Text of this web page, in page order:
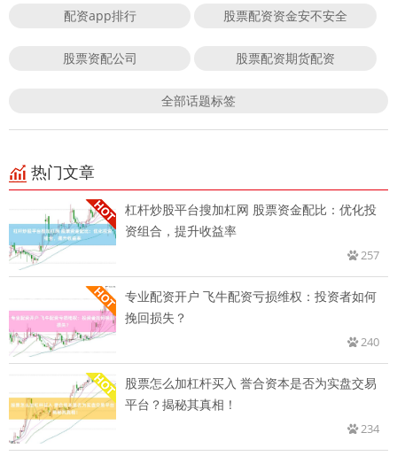
配资app排行 股票配资资金安不安全
股票资配公司 股票配资期货配资
全部话题标签
热门文章
杠杆炒股平台搜加杠网 股票资金配比：优化投
资组合，提升收益率
257
专业配资开户 飞牛配资亏损维权：投资者如何
挽回损失？
240
股票怎么加杠杆买入 誉合资本是否为实盘交易
平台？揭秘其真相！
234